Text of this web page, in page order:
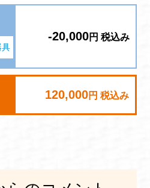
具
-20,000円 税込み
120,000円 税込み